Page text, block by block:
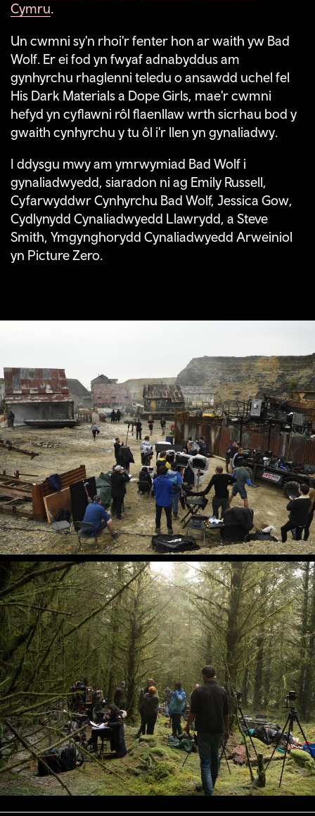
Cymru.
Un cwmni sy'n rhoi'r fenter hon ar waith yw Bad
Wolf. Er ei fod yn fwyaf adnabyddus am
gynhyrchu rhaglenni teledu o ansawdd uchel fel
His Dark Materials a Dope Girls, mae'r cwmni
hefyd yn cyflawni rôl flaenllaw wrth sicrhau bod y
gwaith cynhyrchu y tu ôl i'r llen yn gynaliadwy.
I ddysgu mwy am ymrwymiad Bad Wolf i
gynaliadwyedd, siaradon ni ag Emily Russell,
Cyfarwyddwr Cynhyrchu Bad Wolf, Jessica Gow,
Cydlynydd Cynaliadwyedd Llawrydd, a Steve
Smith, Ymgynghorydd Cynaliadwyedd Arweiniol
yn Picture Zero.